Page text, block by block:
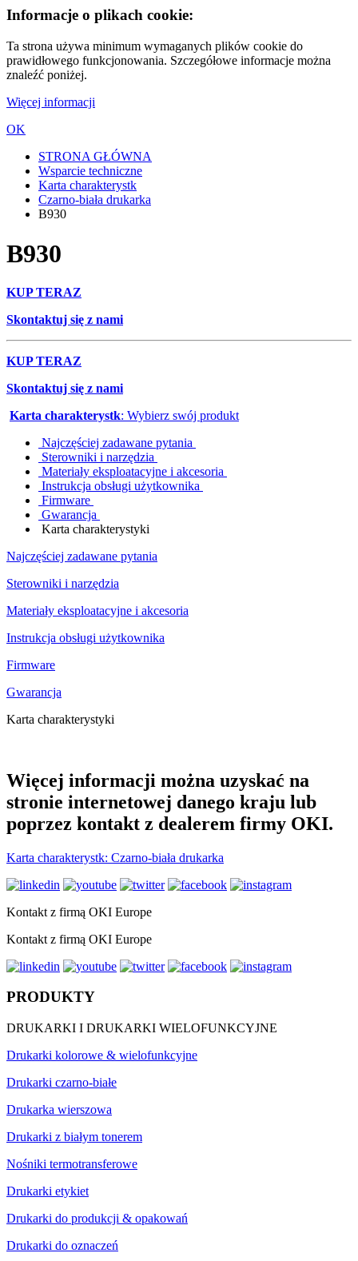
Informacje o plikach cookie:
Ta strona używa minimum wymaganych plików cookie do
prawidłowego funkcjonowania. Szczegółowe informacje można
znaleźć poniżej.
Więcej informacji
OK
STRONA GŁÓWNA
Wsparcie techniczne
Karta charakterystk
Czarno-biała drukarka
B930
B930
KUP TERAZ
Skontaktuj się z nami
KUP TERAZ
Skontaktuj się z nami
Karta charakterystk: Wybierz swój produkt
Najczęściej zadawane pytania
Sterowniki i narzędzia
Materiały eksploatacyjne i akcesoria
Instrukcja obsługi użytkownika
Firmware
Gwarancja
Karta charakterystyki
Najczęściej zadawane pytania
Sterowniki i narzędzia
Materiały eksploatacyjne i akcesoria
Instrukcja obsługi użytkownika
Firmware
Gwarancja
Karta charakterystyki
Więcej informacji można uzyskać na
stronie internetowej danego kraju lub
poprzez kontakt z dealerem firmy OKI.
Karta charakterystk: Czarno-biała drukarka
Kontakt z firmą OKI Europe
Kontakt z firmą OKI Europe
PRODUKTY
DRUKARKI I DRUKARKI WIELOFUNKCYJNE
Drukarki kolorowe & wielofunkcyjne
Drukarki czarno-białe
Drukarka wierszowa
Drukarki z białym tonerem
Nośniki termotransferowe
Drukarki etykiet
Drukarki do produkcji & opakowań
Drukarki do oznaczeń